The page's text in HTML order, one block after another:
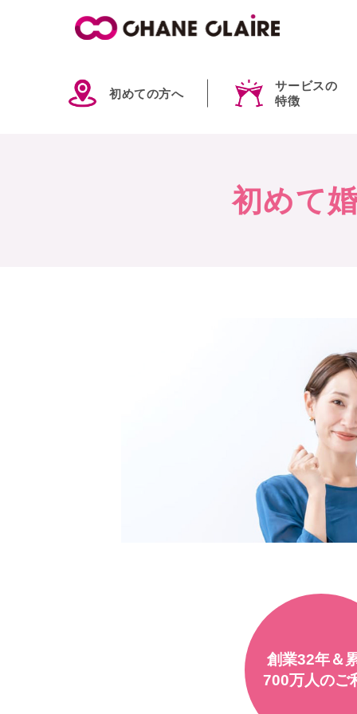
初めての方へ
サービスの
特徴
初めて
創業32年＆
700万人のご